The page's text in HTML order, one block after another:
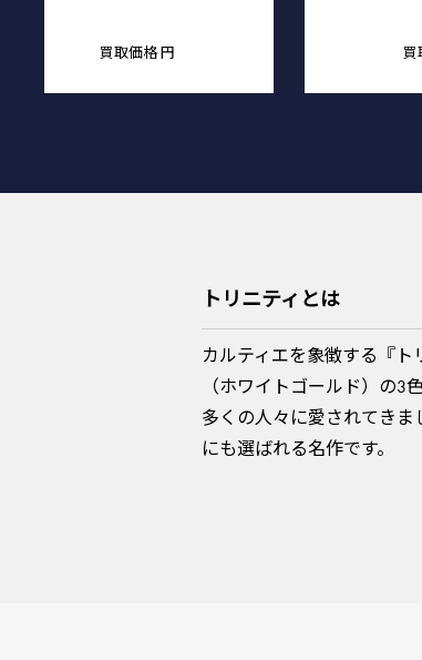
買取価格 円 買
トリニティとは
カルティエを象徴する『
（ホワイトゴールド）の3
多くの人々に愛されてき
にも選ばれる名作です。